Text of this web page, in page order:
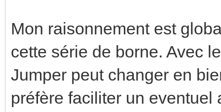
Mon raisonnement est
cette série de borne. Avec
Jumper peut changer en
préfère faciliter un eventuel